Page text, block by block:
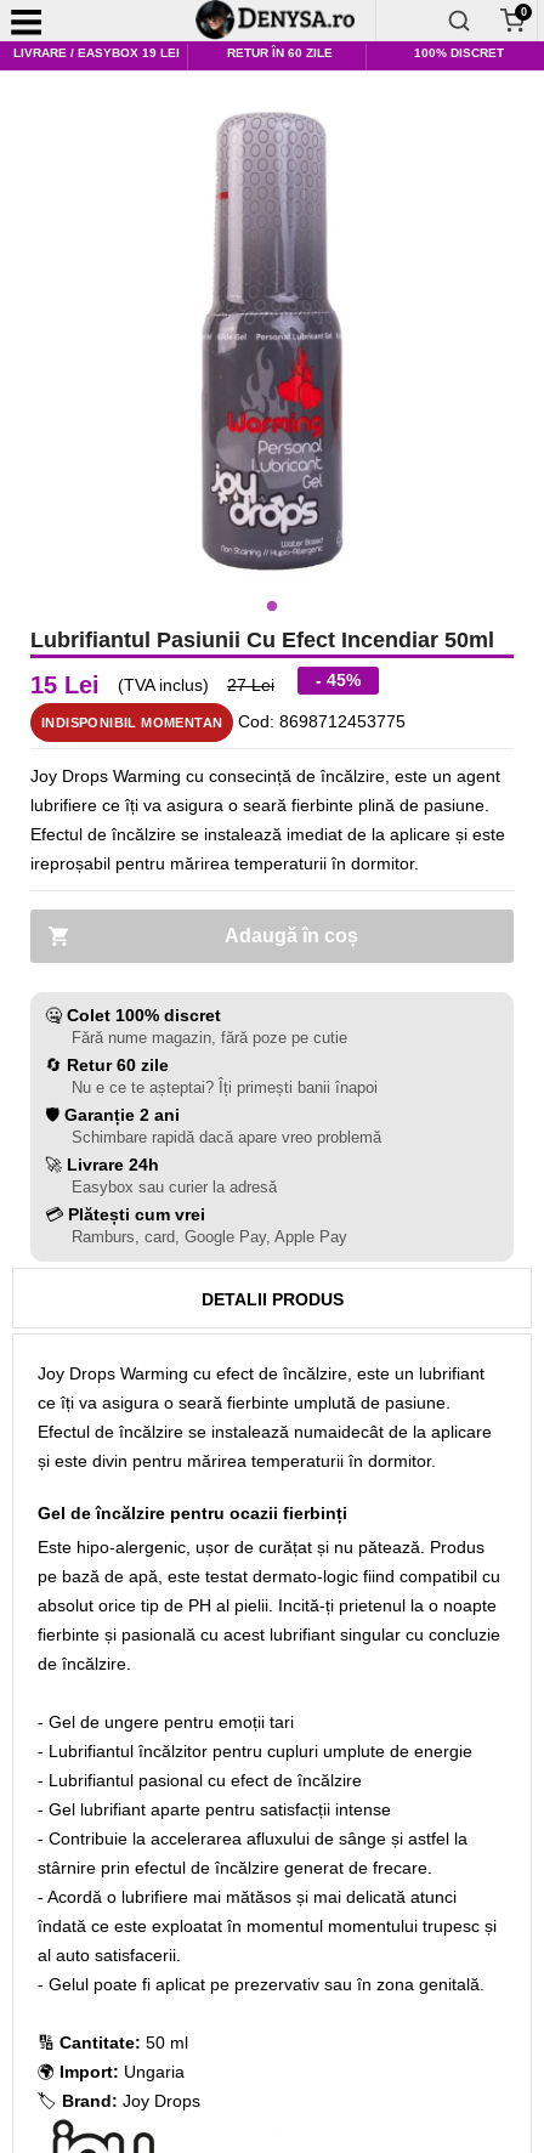
0
LIVRARE / EASYBOX 19 LEI RETUR ÎN 60 ZILE 100% DISCRET
Lubrifiantul Pasiunii Cu Efect Incendiar 50ml
15 Lei (TVA inclus) 27 Lei - 45%
INDISPONIBIL MOMENTAN Cod: 8698712453775
Joy Drops Warming cu consecință de încălzire, este un agent
lubrifiere ce îți va asigura o seară fierbinte plină de pasiune.
Efectul de încălzire se instalează imediat de la aplicare și este
ireproșabil pentru mărirea temperaturii în dormitor.
Adaugă în coș
🤐 Colet 100% discret
Fără nume magazin, fără poze pe cutie
🔄 Retur 60 zile
Nu e ce te așteptai? Îți primești banii înapoi
🛡️ Garanție 2 ani
Schimbare rapidă dacă apare vreo problemă
🚀 Livrare 24h
Easybox sau curier la adresă
💳 Plătești cum vrei
Ramburs, card, Google Pay, Apple Pay
DETALII PRODUS
Joy Drops Warming cu efect de încălzire, este un lubrifiant
ce îți va asigura o seară fierbinte umplută de pasiune.
Efectul de încălzire se instalează numaidecât de la aplicare
și este divin pentru mărirea temperaturii în dormitor.
Gel de încălzire pentru ocazii fierbinți
Este hipo-alergenic, ușor de curățat și nu pătează. Produs
pe bază de apă, este testat dermato-logic fiind compatibil cu
absolut orice tip de PH al pielii. Incită-ți prietenul la o noapte
fierbinte și pasională cu acest lubrifiant singular cu concluzie
de încălzire.
- Gel de ungere pentru emoții tari
- Lubrifiantul încălzitor pentru cupluri umplute de energie
- Lubrifiantul pasional cu efect de încălzire
- Gel lubrifiant aparte pentru satisfacții intense
- Contribuie la accelerarea afluxului de sânge și astfel la
stârnire prin efectul de încălzire generat de frecare.
- Acordă o lubrifiere mai mătăsos și mai delicată atunci
îndată ce este exploatat în momentul momentului trupesc și
al auto satisfacerii.
- Gelul poate fi aplicat pe prezervativ sau în zona genitală.
🔢 Cantitate: 50 ml
🌍 Import: Ungaria
🏷️ Brand: Joy Drops